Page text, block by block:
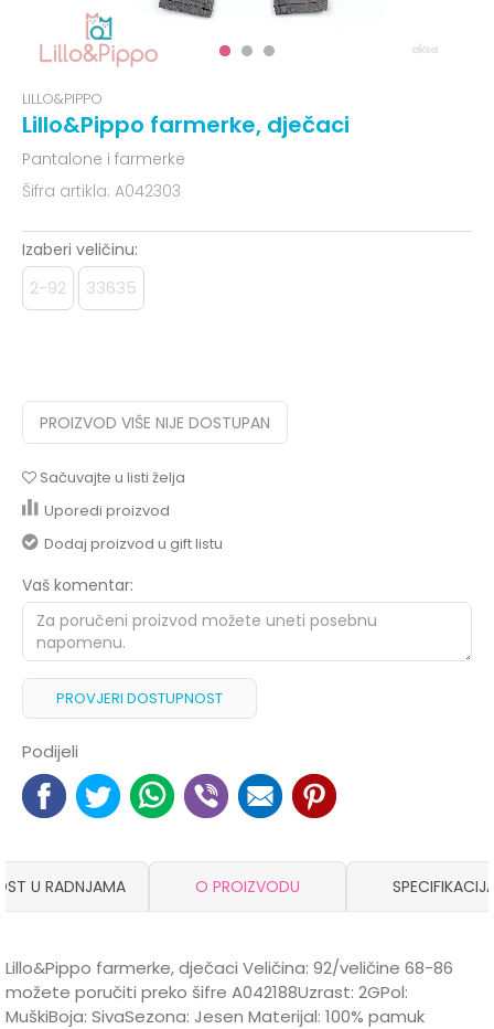
LILLO&PIPPO
Lillo&Pippo farmerke, dječaci
Pantalone i farmerke
Šifra artikla: A042303
Izaberi veličinu:
2-92 33635
PROIZVOD VIŠE NIJE DOSTUPAN
Sačuvajte u listi želja
Uporedi proizvod
Dodaj proizvod u gift listu
Vaš komentar:
PROVJERI DOSTUPNOST
Podijeli
U RADNJAMA O PROIZVODU
Lillo&Pippo farmerke, dječaci Veličina: 92/veličine 68-86
možete poručiti preko šifre A042188Uzrast: 2GPol:
MuškiBoja: SivaSezona: Jesen Materijal: 100% pamuk